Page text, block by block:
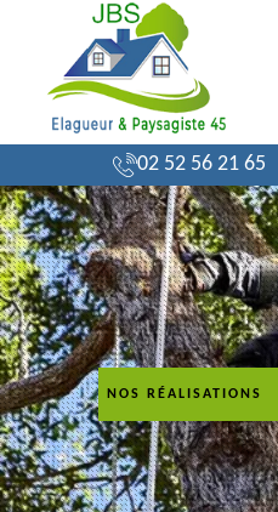
02 52 56 21 65
NOS RÉALISATIONS